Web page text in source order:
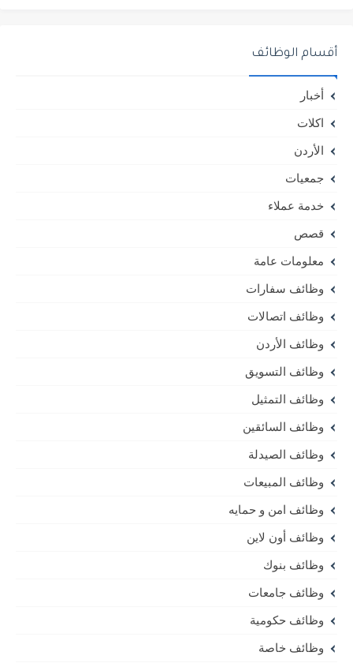
أقسام الوظائف
أخبار
اكلات
الأردن
جمعيات
خدمة عملاء
قصص
معلومات عامة
وظائف سفارات
وظائف اتصالات
وظائف الأردن
وظائف التسويق
وظائف التمثيل
وظائف السائقين
وظائف الصيدلة
وظائف المبيعات
وظائف امن و حمايه
وظائف أون لاين
وظائف بنوك
وظائف جامعات
وظائف حكومية
وظائف خاصة